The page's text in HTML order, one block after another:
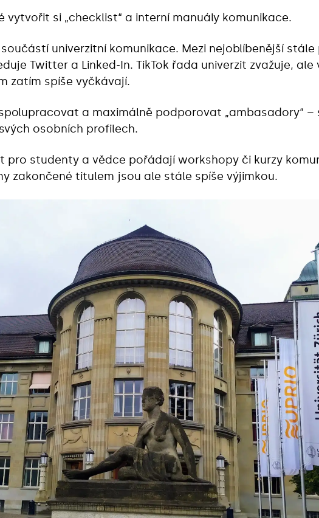
vytvořit si „checklist“‎ a interní manuály komunikace.
univerzitní komunikace. Mezi nejoblíbenější
Twitter a Linked-In. TikTok řada univerzit zvažuje, ale
zatím spíše vyčkávají.
a maximálně podporovat „ambasadory“‎
osobních profilech.
pro studenty a vědce pořádají workshopy či kurzy
zakončené titulem jsou ale stále spíše výjimkou.